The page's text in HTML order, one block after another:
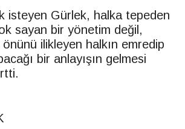
isteyen Gürlek, halka tepeden
sayan bir yönetim değil,
ilikleyen halkın emredip
bir anlayışın gelmesi